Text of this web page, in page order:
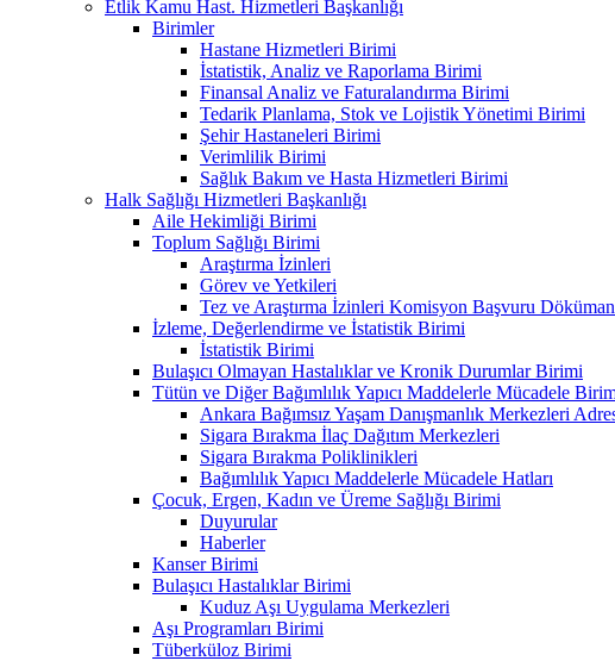
Etlik Kamu Hast. Hizmetleri Başkanlığı
Birimler
Hastane Hizmetleri Birimi
İstatistik, Analiz ve Raporlama Birimi
Finansal Analiz ve Faturalandırma Birimi
Tedarik Planlama, Stok ve Lojistik Yönetimi Birimi
Şehir Hastaneleri Birimi
Verimlilik Birimi
Sağlık Bakım ve Hasta Hizmetleri Birimi
Halk Sağlığı Hizmetleri Başkanlığı
Aile Hekimliği Birimi
Toplum Sağlığı Birimi
Araştırma İzinleri
Görev ve Yetkileri
Tez ve Araştırma İzinleri Komisyon Başvuru
İzleme, Değerlendirme ve İstatistik Birimi
İstatistik Birimi
Bulaşıcı Olmayan Hastalıklar ve Kronik Durumlar Birimi
Tütün ve Diğer Bağımlılık Yapıcı Maddelerle Mücadele
Ankara Bağımsız Yaşam Danışmanlık Merkezleri
Sigara Bırakma İlaç Dağıtım Merkezleri
Sigara Bırakma Poliklinikleri
Bağımlılık Yapıcı Maddelerle Mücadele Hatları
Çocuk, Ergen, Kadın ve Üreme Sağlığı Birimi
Duyurular
Haberler
Kanser Birimi
Bulaşıcı Hastalıklar Birimi
Kuduz Aşı Uygulama Merkezleri
Aşı Programları Birimi
Tüberküloz Birimi